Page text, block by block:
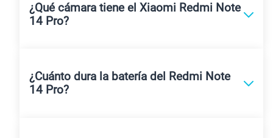
¿Qué cámara tiene el Xiaomi Redmi Note
14 Pro?
¿Cuánto dura la batería del Redmi Note
14 Pro?